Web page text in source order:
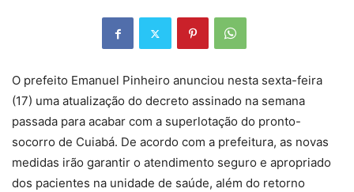
O prefeito Emanuel Pinheiro anunciou nesta sexta-feira
(17) uma atualização do decreto assinado na semana
passada para acabar com a superlotação do pronto-
socorro de Cuiabá. De acordo com a prefeitura, as novas
medidas irão garantir o atendimento seguro e apropriado
dos pacientes na unidade de saúde, além do retorno